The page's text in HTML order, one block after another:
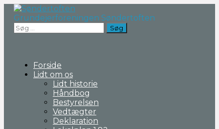
Fortsæt
indhold
Grundejerforeningen Søndertoften
Søg
efter:
Forside
Lidt om os
Lidt historie
Håndbog
Bestyrelsen
Vedtægter
Deklaration